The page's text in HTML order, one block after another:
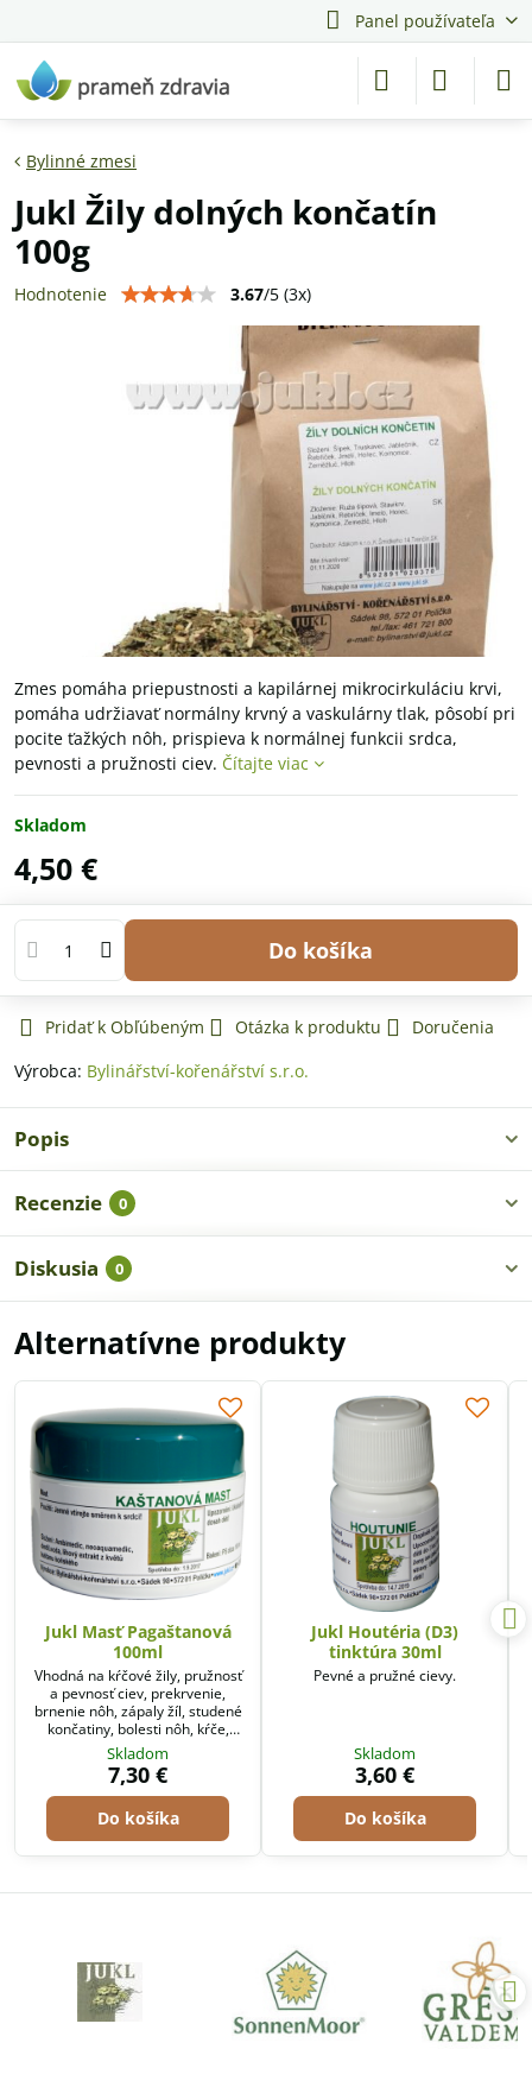
Panel používateľa
Bylinné zmesi
Jukl Žily dolných končatín
100g
Hodnotenie 3.67/5 (3x)
Zmes pomáha priepustnosti a kapilárnej mikrocirkuláciu krvi,
pomáha udržiavať normálny krvný a vaskulárny tlak, pôsobí pri
pocite ťažkých nôh, prispieva k normálnej funkcii srdca,
pevnosti a pružnosti ciev. Čítajte viac
Skladom
4,50 €
Do košíka
Pridať k Obľúbeným Otázka k produktu
Doručenia
Výrobca: Bylinářství-kořenářství s.r.o.
Popis
Recenzie 0
Diskusia 0
Alternatívne produkty
Jukl Masť Pagaštanová
100ml
Vhodná na kŕčové žily, pružnosť
a pevnosť ciev, prekrvenie,
brnenie nôh, zápaly žíl, studené
končatiny, bolesti nôh, kŕče,
trombózy, kôrnatenie ciev a pod.
Skladom
7,30 €
Do košíka
Jukl Houtéria (D3)
tinktúra 30ml
Pevné a pružné cievy.
Skladom
3,60 €
Do košíka